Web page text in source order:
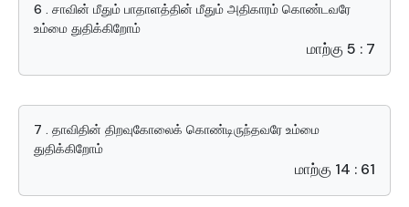
6 . சாவின் மீதும் பாதாளத்தின் மீதும் அதிகாரம் கொண்டவரே
உம்மை துதிக்கிறோம்
மாற்கு 5 : 7
7 . தாவிதின் திறவுகோலைக் கொண்டிருந்தவரே உம்மை
துதிக்கிறோம்
மாற்கு 14 : 61